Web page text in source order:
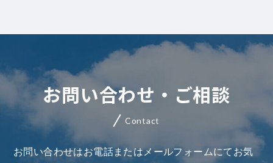
お問い合わせはお電話またはメールフォームにてお気
Contact
お問い合わせ・ご相談